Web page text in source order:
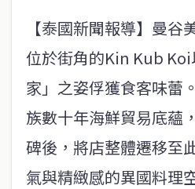
【泰國新聞報導】曼谷
位於街角的Kin Kub
家」之姿俘獲食客味蕾
族數十年海鮮貿易底蘊
碑後，將店整體遷移至
氣與精緻感的異國料理